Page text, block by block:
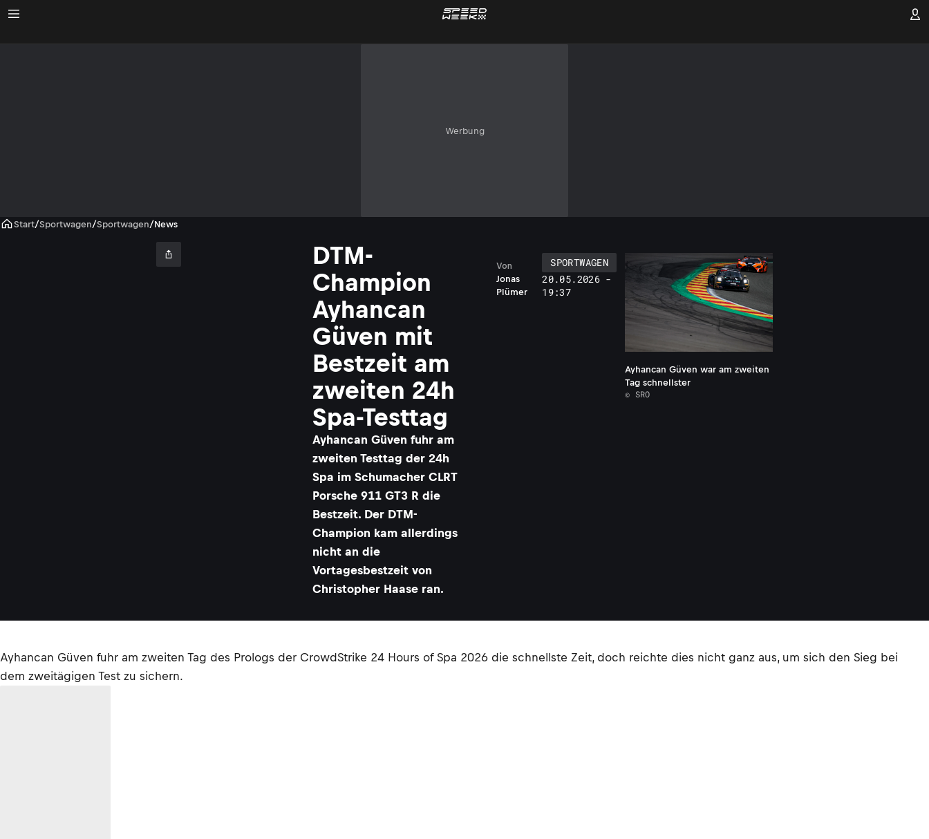
Werbung
Start/Sportwagen/Sportwagen/News
DTM-
Champion
Ayhancan
Güven mit
Bestzeit am
zweiten 24h
Spa-Testtag
Ayhancan Güven fuhr am
zweiten Testtag der 24h
Spa im Schumacher CLRT
Porsche 911 GT3 R die
Bestzeit. Der DTM-
Champion kam allerdings
nicht an die
Vortagesbestzeit von
Christopher Haase ran.
Jonas
Plümer
Von
SPORTWAGEN
20.05.2026 -
19:37
Ayhancan Güven war am zweiten
Tag schnellster
© SRO
Ayhancan Güven fuhr am zweiten Tag des Prologs der CrowdStrike 24 Hours of Spa 2026 die schnellste Zeit, doch reichte dies nicht ganz aus, um sich den Sieg bei
dem zweitägigen Test zu sichern.